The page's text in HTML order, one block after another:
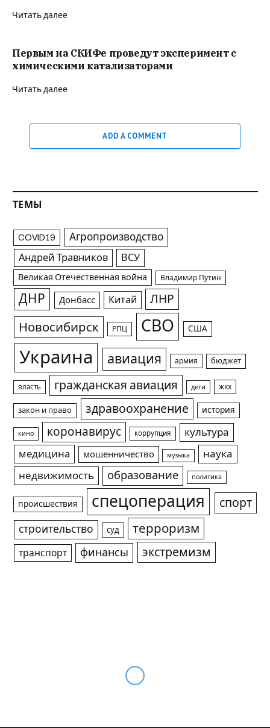
Читать далее
Первым на СКИФе проведут эксперимент с
химическими катализаторами
Читать далее
ADD A COMMENT
ТЕМЫ
COVID19 Агропроизводство
Андрей Травников ВСУ
Великая Отечественная война Владимир Путин
ДНР Донбасс Китай ЛНР
Новосибирск РПЦ СВО США
Украина авиация армия бюджет
власть гражданская авиация дети жкх
закон и право здравоохранение история
кино коронавирус коррупция
культура
медицина
мошенничество музыка
наука
недвижимость
образование политика
происшествия спецоперация спорт
строительство суд терроризм
транспорт финансы экстремизм